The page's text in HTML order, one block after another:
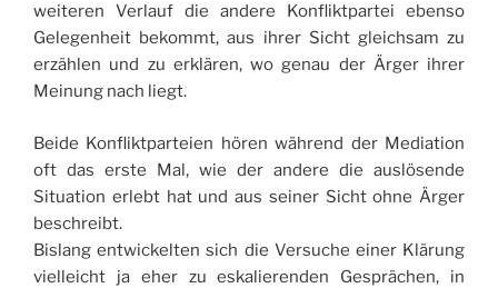
weiteren Verlauf die andere Konfliktpartei ebenso
Gelegenheit bekommt, aus ihrer Sicht gleichsam zu
erzählen und zu erklären, wo genau der Ärger ihrer
Meinung nach liegt.
Beide Konfliktparteien hören während der Mediation
oft das erste Mal, wie der andere die auslösende
Situation erlebt hat und aus seiner Sicht ohne Ärger
beschreibt.
Bislang entwickelten sich die Versuche einer Klärung
vielleicht ja eher zu eskalierenden Gesprächen, in